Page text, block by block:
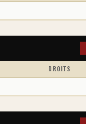
DROITS